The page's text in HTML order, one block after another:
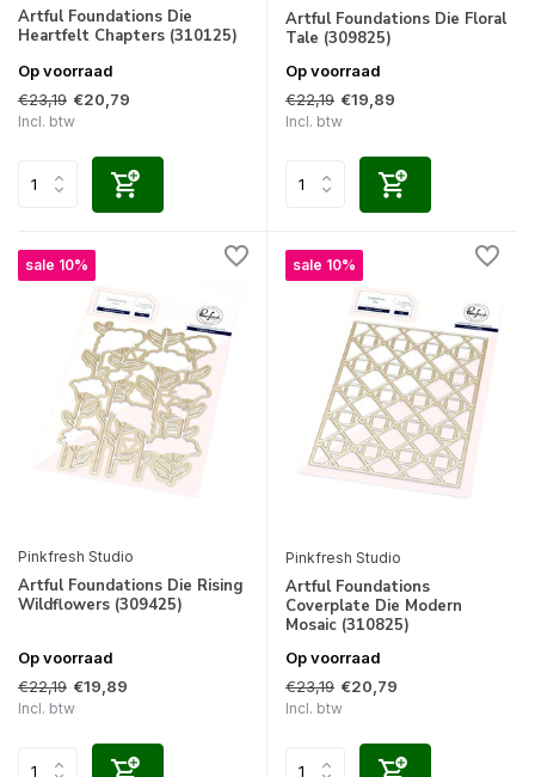
Artful Foundations Die
Heartfelt Chapters (310125)
Op voorraad
€23,19 €20,79
Incl. btw
Artful Foundations Die Floral
Tale (309825)
Op voorraad
€22,19 €19,89
Incl. btw
sale 10%
Pinkfresh Studio
Artful Foundations Die Rising
Wildflowers (309425)
Op voorraad
€22,19 €19,89
Incl. btw
sale 10%
Pinkfresh Studio
Artful Foundations
Coverplate Die Modern
Mosaic (310825)
Op voorraad
€23,19 €20,79
Incl. btw